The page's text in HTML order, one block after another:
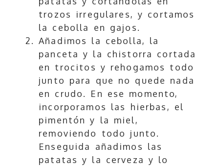
trozos irregulares, y cortamos
la cebolla en gajos.
Añadimos la cebolla, la
panceta y la chistorra cortada
en trocitos y rehogamos todo
junto para que no quede nada
en crudo. En ese momento,
incorporamos las hierbas, el
pimentón y la miel,
removiendo todo junto.
Enseguida añadimos las
patatas y la cerveza y lo